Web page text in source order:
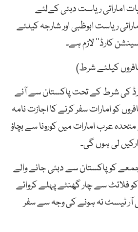
اماراتی ریاست دبئی کےلئے
ریاست ابوظبی اور شارجہ کیلئے
کارڈ‘‘ لازم ہے۔
کیلئے شرط)
کی شرط کے تحت پاکستان سے آنے
کو امارات سفر کرنے کا اجازت نامہ
عرب امارات میں کورونا سے بچاؤ
لی ہوں گی۔
کو پاکستان سے دبئی جانے والے
فلائٹ سے چار گھنٹے پہلے کروائے
آر ٹیسٹ نہ ہونے کی وجہ سے سفر